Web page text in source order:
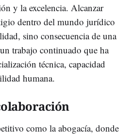
y la excelencia. Alcanzar
dentro del mundo jurídico
sino consecuencia de una
trabajo continuado que ha
técnica, capacidad
humana.
como la abogacía, donde